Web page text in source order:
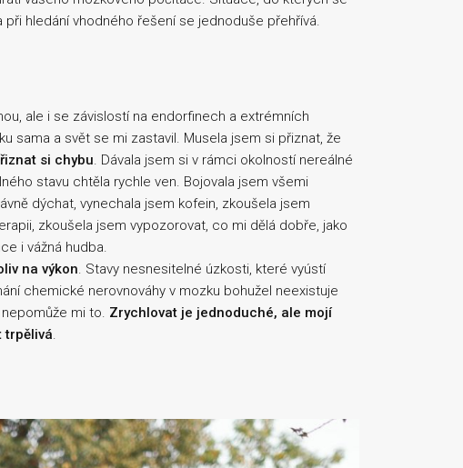
hledání vhodného řešení se jednoduše přehřívá.
ale i se závislostí na endorfinech a extrémních
sama a svět se mi zastavil. Musela jsem si přiznat, že
si chybu . Dávala jsem si v rámci okolností nereálné
stavu chtěla rychle ven. Bojovala jsem všemi
dýchat, vynechala jsem kofein, zkoušela jsem
zkoušela jsem vypozorovat, co mi dělá dobře, jako
i vážná hudba.
na výkon . Stavy nesnesitelné úzkosti, které vyústí
chemické nerovnováhy v mozku bohužel neexistuje
mi to. Zrychlovat je jednoduché, ale mojí
trpělivá